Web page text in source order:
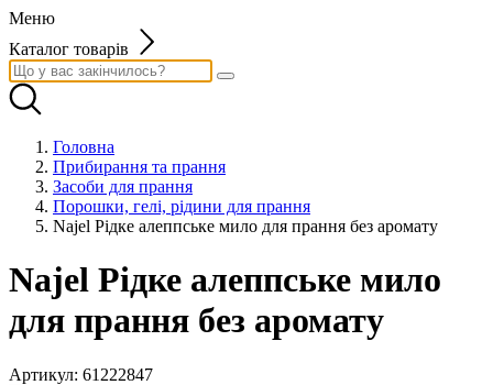
Меню
Каталог товарів
Головна
Прибирання та прання
Засоби для прання
Порошки, гелі, рідини для прання
Najel Рідке алеппське мило для прання без аромату
Najel Рідке алеппське мило
для прання без аромату
Артикул: 61222847